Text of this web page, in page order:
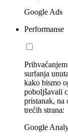
Google Ads
Performanse
surfanja
kako bismo
poboljšavali
pristanak, na
trećih strana:
Google